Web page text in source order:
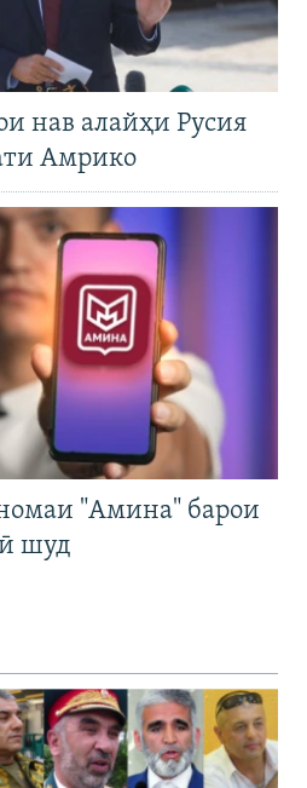
нав алайҳи Русия
Амрико
"Амина" барои
шуд